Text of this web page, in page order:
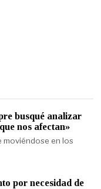
busqué analizar
nos afectan»
moviéndose en los
por necesidad de